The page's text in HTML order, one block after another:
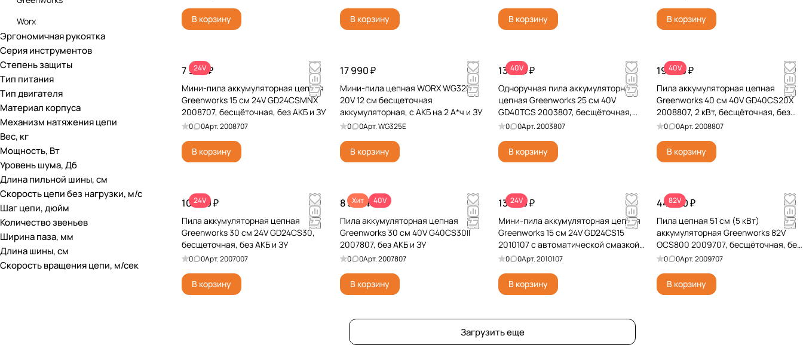
В корзину В корзину В корзину В корзину
24V
7 990 ₽
Мини-пила аккумуляторная цепная
Greenworks 15 см 24V GD24CSMNX
2008707, бесщёточная, без АКБ и ЗУ
0 0Арт.2008707
В корзину
17 990 ₽
Мини-пила цепная WORX WG325E
20V 12 см бесщеточная
аккумуляторная, с АКБ на 2 А*ч и ЗУ
0 0Арт.WG325E
В корзину
40V
13 990 ₽
Одноручная пила аккумуляторная
цепная Greenworks 25 см 40V
GD40TCS 2003807, бесщёточная,
без АКБ и ЗУ
0 0Арт.2003807
В корзину
40V
19 990 ₽
Пила аккумуляторная цепная
Greenworks 40 см 40V GD40CS20X
2008807, 2 кВт, бесщёточная, без
АКБ и ЗУ
0 0Арт.2008807
В корзину
24V
10 990 ₽
Пила аккумуляторная цепная
Greenworks 30 см 24V GD24CS30,
бесщеточная, без АКБ и ЗУ
0 0Арт.2007007
В корзину
Хит 40V
8 990 ₽
Пила аккумуляторная цепная
Greenworks 30 см 40V G40CS30II
2007807, без АКБ и ЗУ
0 0Арт.2007807
В корзину
24V
13 990 ₽
Мини-пила аккумуляторная цепная
Greenworks 15 см 24V GD24CS15
2010107 с автоматической смазкой
цепи, бесщёточная, без АКБ и ЗУ
0 0Арт.2010107
В корзину
82V
44 990 ₽
Пила цепная 51 см (5 кВт)
аккумуляторная Greenworks 82V
OCS800 2009707, бесщёточная, без
АКБ и ЗУ
0 0Арт.2009707
В корзину
Загрузить еще
Worx
Эргономичная рукоятка
Серия инструментов
Степень защиты
Тип питания
Тип двигателя
Материал корпуса
Механизм натяжения цепи
Вес, кг
Мощность, Вт
Уровень шума, Дб
Длина пильной шины, см
Скорость цепи без нагрузки, м/с
Шаг цепи, дюйм
Количество звеньев
Ширина паза, мм
Длина шины, см
Скорость вращения цепи, м/сек